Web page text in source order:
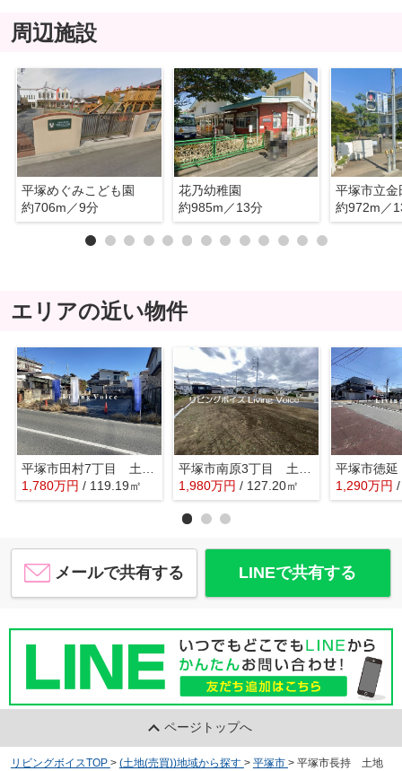
周辺施設
平塚めぐみこども園
約706m／9分
花乃幼稚園
約985m／13分
平塚市立金
約972m／
エリアの近い物件
平塚市田村7丁目 土地（売地）全2区画
1,780万円 / 119.19㎡
平塚市南原3丁目 土地（売地）建築条件なし NO.3 全10区画
1,980万円 / 127.20㎡ 1,290万円
メールで共有する LINEで共有する
ページトップへ
リビングボイスTOP > (土地(売買))地域から探す > 平塚市 > 平塚市長持 土地